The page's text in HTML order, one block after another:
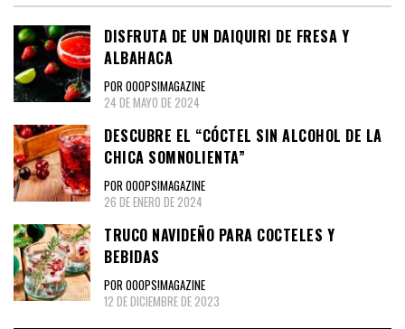
DISFRUTA DE UN DAIQUIRI DE FRESA Y
ALBAHACA
POR OOOPS!MAGAZINE
24 DE MAYO DE 2024
DESCUBRE EL “CÓCTEL SIN ALCOHOL DE LA
CHICA SOMNOLIENTA”
POR OOOPS!MAGAZINE
26 DE ENERO DE 2024
TRUCO NAVIDEÑO PARA COCTELES Y
BEBIDAS
POR OOOPS!MAGAZINE
12 DE DICIEMBRE DE 2023